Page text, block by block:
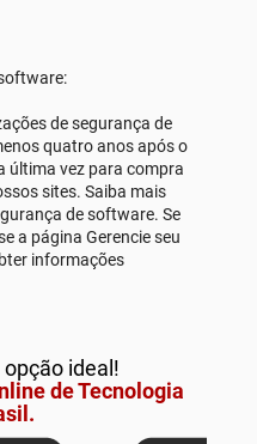
de segurança de
quatro anos após o
última vez para compra
sites. Saiba mais
de software. Se
a página Gerencie seu
informações
ideal!
de Tecnologia